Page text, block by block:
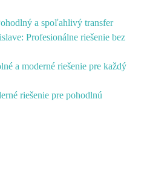
a spoľahlivý transfer
Profesionálne riešenie bez
a moderné riešenie pre každý
riešenie pre pohodlnú